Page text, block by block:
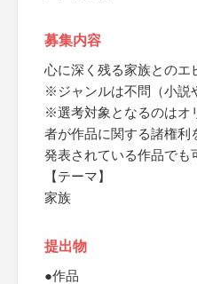
募集内容
心に深く残る家族とのエ
※ジャンルは不問（小説
※選考対象となるのはオ
者が作品に関する諸権利
発表されている作品でも
【テーマ】
家族
提出物
●作品